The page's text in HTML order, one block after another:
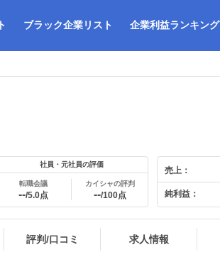
ブラック企業リスト 企業利益ランキング
社員・元社員の評価
転職会議
--/5.0点
カイシャの評判
--/100点
売上：
純利益：
評判/口コミ 求人情報